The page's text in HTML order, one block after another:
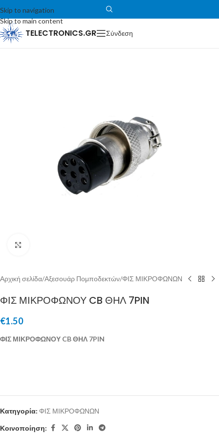
Skip to navigation
Skip to main content
TELECTRONICS.GR Σύνδεση
Αρχική σελίδα/Αξεσουάρ Πομποδεκτών/ΦΙΣ ΜΙΚΡΟΦΩΝΩΝ
ΦΙΣ ΜΙΚΡΟΦΩΝΟΥ CB ΘΗΛ 7PIN
€1.50
ΦΙΣ ΜΙΚΡΟΦΩΝΟΥ CB ΘΗΛ 7PIN
Κατηγορία: ΦΙΣ ΜΙΚΡΟΦΩΝΩΝ
Κοινοποίηση: